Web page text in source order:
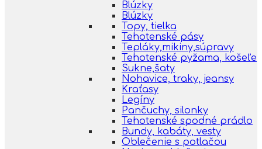
Blúzky
Blúzky
Topy, tielka
Tehotenské pásy
Tepláky,mikiny,súpravy
Tehotenské pyžama, košeľe
Sukne,šaty
Nohavice, traky, jeansy
Kraťasy
Legíny
Pančuchy, silonky
Tehotenské spodné prádlo
Bundy, kabáty, vesty
Oblečenie s potlačou